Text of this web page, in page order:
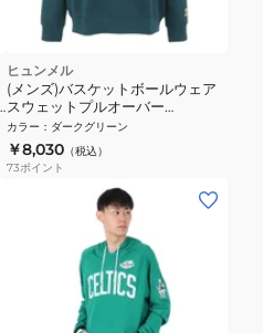
ヒュンメル
(メンズ)バスケットボールウェア
スウェットプルオーバー
HAPB8026-567
カラー ： ダークグリーン
￥8,030 （税込）
73ポイント